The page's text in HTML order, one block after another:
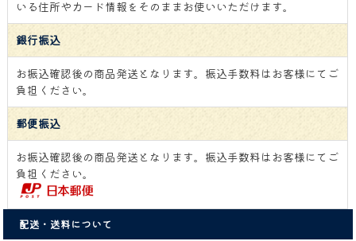
いる住所やカード情報をそのままお使いいただけます。
銀行振込
お振込確認後の商品発送となります。振込手数料はお客様にてご
負担ください。
郵便振込
お振込確認後の商品発送となります。振込手数料はお客様にてご
負担ください。
配送・送料について